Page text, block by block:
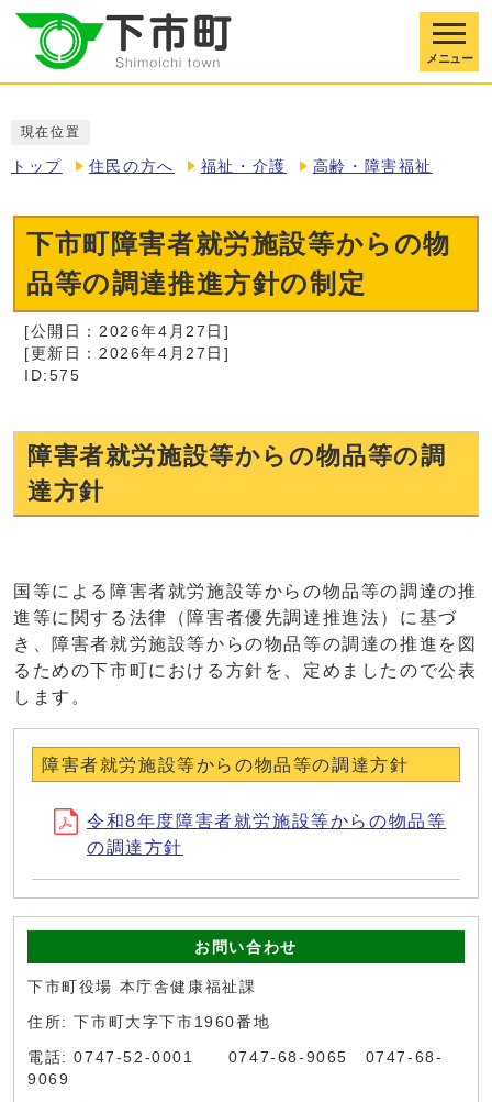
メニュー
現在位置
トップ 住民の方へ 福祉・介護 高齢・障害福祉
下市町障害者就労施設等からの物
品等の調達推進方針の制定
[公開日：2026年4月27日]
[更新日：2026年4月27日]
ID:575
障害者就労施設等からの物品等の調
達方針
国等による障害者就労施設等からの物品等の調達の推
進等に関する法律（障害者優先調達推進法）に基づ
き、障害者就労施設等からの物品等の調達の推進を図
るための下市町における方針を、定めましたので公表
します。
障害者就労施設等からの物品等の調達方針
令和8年度障害者就労施設等からの物品等
の調達方針
お問い合わせ
下市町役場 本庁舎健康福祉課
住所: 下市町大字下市1960番地
電話: 0747-52-0001 0747-68-9065 0747-68-
9069